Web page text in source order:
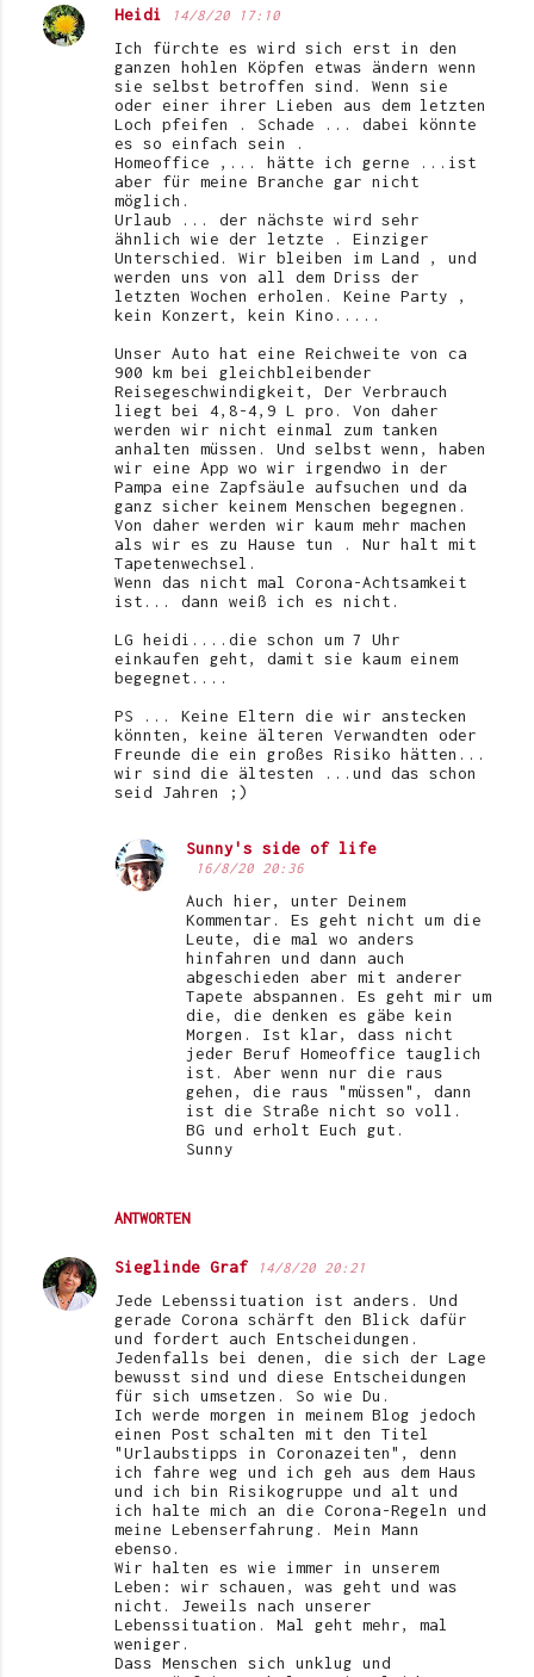
Heidi 14/8/20 17:10
Ich fürchte es wird sich erst in den
ganzen hohlen Köpfen etwas ändern wenn
sie selbst betroffen sind. Wenn sie
oder einer ihrer Lieben aus dem letzten
Loch pfeifen . Schade ... dabei könnte
es so einfach sein .
Homeoffice ,... hätte ich gerne ...ist
aber für meine Branche gar nicht
möglich.
Urlaub ... der nächste wird sehr
ähnlich wie der letzte . Einziger
Unterschied. Wir bleiben im Land , und
werden uns von all dem Driss der
letzten Wochen erholen. Keine Party ,
kein Konzert, kein Kino.....
Unser Auto hat eine Reichweite von ca
900 km bei gleichbleibender
Reisegeschwindigkeit, Der Verbrauch
liegt bei 4,8-4,9 L pro. Von daher
werden wir nicht einmal zum tanken
anhalten müssen. Und selbst wenn, haben
wir eine App wo wir irgendwo in der
Pampa eine Zapfsäule aufsuchen und da
ganz sicher keinem Menschen begegnen.
Von daher werden wir kaum mehr machen
als wir es zu Hause tun . Nur halt mit
Tapetenwechsel.
Wenn das nicht mal Corona-Achtsamkeit
ist... dann weiß ich es nicht.
LG heidi....die schon um 7 Uhr
einkaufen geht, damit sie kaum einem
begegnet....
PS ... Keine Eltern die wir anstecken
könnten, keine älteren Verwandten oder
Freunde die ein großes Risiko hätten...
wir sind die ältesten ...und das schon
seid Jahren ;)
ANTWORTEN
Sunny's side of life
16/8/20 20:36
Auch hier, unter Deinem
Kommentar. Es geht nicht um die
Leute, die mal wo anders
hinfahren und dann auch
abgeschieden aber mit anderer
Tapete abspannen. Es geht mir um
die, die denken es gäbe kein
Morgen. Ist klar, dass nicht
jeder Beruf Homeoffice tauglich
ist. Aber wenn nur die raus
gehen, die raus "müssen", dann
ist die Straße nicht so voll.
BG und erholt Euch gut.
Sunny
Sieglinde Graf 14/8/20 20:21
Jede Lebenssituation ist anders. Und
gerade Corona schärft den Blick dafür
und fordert auch Entscheidungen.
Jedenfalls bei denen, die sich der Lage
bewusst sind und diese Entscheidungen
für sich umsetzen. So wie Du.
Ich werde morgen in meinem Blog jedoch
einen Post schalten mit den Titel
"Urlaubstipps in Coronazeiten", denn
ich fahre weg und ich geh aus dem Haus
und ich bin Risikogruppe und alt und
ich halte mich an die Corona-Regeln und
meine Lebenserfahrung. Mein Mann
ebenso.
Wir halten es wie immer in unserem
Leben: wir schauen, was geht und was
nicht. Jeweils nach unserer
Lebenssituation. Mal geht mehr, mal
weniger.
Dass Menschen sich unklug und